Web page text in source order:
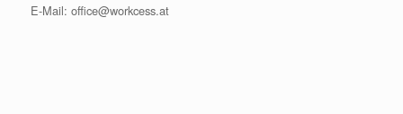
E-Mail: office@workcess.at